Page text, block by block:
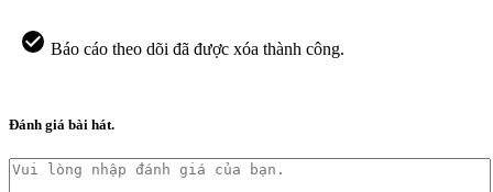
Báo cáo theo dõi đã được xóa thành công.
Đánh giá bài hát.